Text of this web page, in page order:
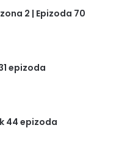
2 | Epizoda 70
epizoda
44 epizoda